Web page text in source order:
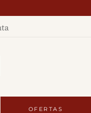
OFERTAS